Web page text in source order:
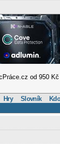
od 950 Kč
Hry Slovník